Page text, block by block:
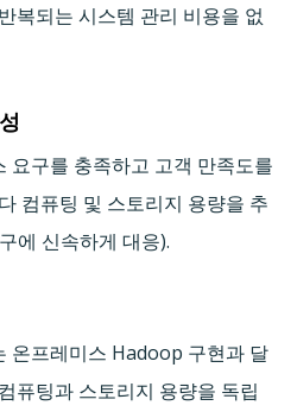
복되는 시스템 관리 비용을 없
요구를 충족하고 고객 만족도를
컴퓨팅 및 스토리지 용량을 추
에 신속하게 대응).
온프레미스 Hadoop 구현과 달
퓨팅과 스토리지 용량을 독립